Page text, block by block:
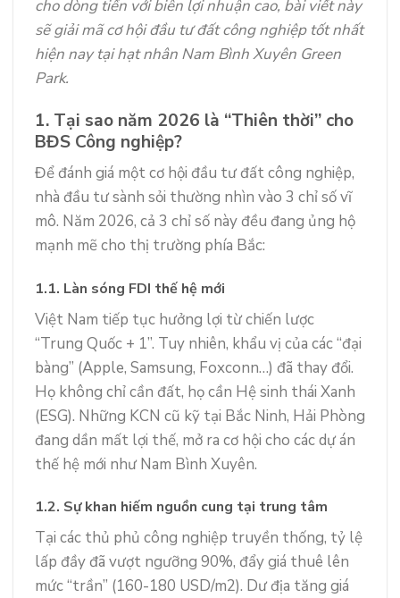
cho dòng tiền với biên lợi nhuận cao, bài viết này
sẽ giải mã cơ hội đầu tư đất công nghiệp tốt nhất
hiện nay tại hạt nhân Nam Bình Xuyên Green
Park.
1. Tại sao năm 2026 là “Thiên thời” cho
BĐS Công nghiệp?
Để đánh giá một cơ hội đầu tư đất công nghiệp,
nhà đầu tư sành sỏi thường nhìn vào 3 chỉ số vĩ
mô. Năm 2026, cả 3 chỉ số này đều đang ủng hộ
mạnh mẽ cho thị trường phía Bắc:
1.1. Làn sóng FDI thế hệ mới
Việt Nam tiếp tục hưởng lợi từ chiến lược
“Trung Quốc + 1”. Tuy nhiên, khẩu vị của các “đại
bàng” (Apple, Samsung, Foxconn…) đã thay đổi.
Họ không chỉ cần đất, họ cần Hệ sinh thái Xanh
(ESG). Những KCN cũ kỹ tại Bắc Ninh, Hải Phòng
đang dần mất lợi thế, mở ra cơ hội cho các dự án
thế hệ mới như Nam Bình Xuyên.
1.2. Sự khan hiếm nguồn cung tại trung tâm
Tại các thủ phủ công nghiệp truyền thống, tỷ lệ
lấp đầy đã vượt ngưỡng 90%, đẩy giá thuê lên
mức “trần” (160-180 USD/m2). Dư địa tăng giá